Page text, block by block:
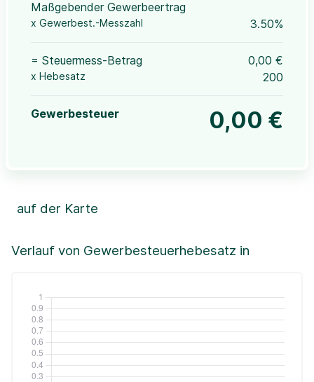
Maßgebender Gewerbeertrag
x Gewerbest.-Messzahl 3.50%
= Steuermess-Betrag 0,00 €
x Hebesatz 200
Gewerbesteuer 0,00 €
Verlauf von Gewerbesteuerhebesatz in
auf der Karte
+
Leaflet|©OpenStreetMap, ©CartoDB,